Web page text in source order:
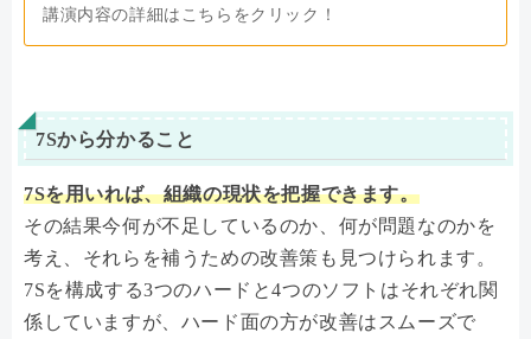
講演内容の詳細はこちらをクリック！
7Sから分かること
7Sを用いれば、組織の現状を把握できます。
その結果今何が不足しているのか、何が問題なのかを
考え、それらを補うための改善策も見つけられます。
7Sを構成する3つのハードと4つのソフトはそれぞれ関
係していますが、ハード面の方が改善はスムーズで